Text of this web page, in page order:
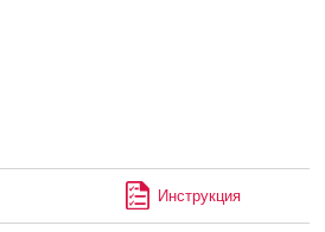
Инструкция